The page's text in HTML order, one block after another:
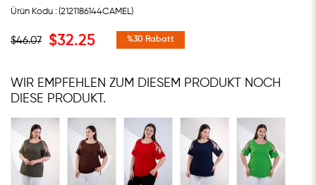
(2121186144CAMEL)
$46.07 $32.25 %30 Rabatt
WIR EMPFEHLEN ZUM DIESEM PRODUKT NOCH
DIESE PRODUKT.